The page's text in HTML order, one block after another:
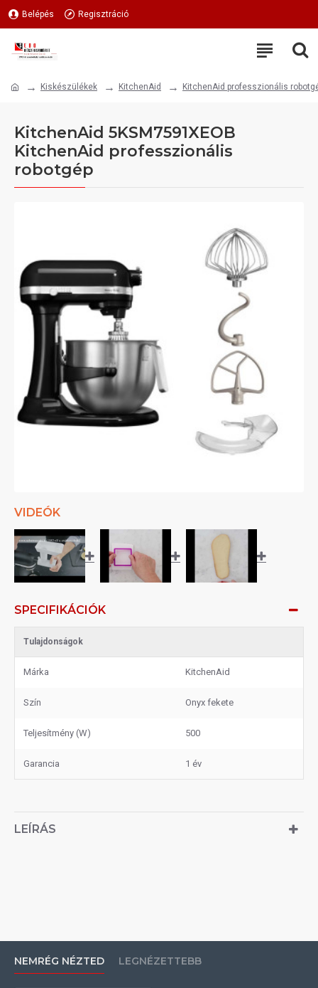
Belépés Regisztráció
Kiskészülékek KitchenAid KitchenAid professzionális
KitchenAid 5KSM7591XEOB
KitchenAid professzionális
robotgép
VIDEÓK
SPECIFIKÁCIÓK
Tulajdonságok
Márka KitchenAid
Szín Onyx fekete
Teljesítmény (W) 500
Garancia 1 év
LEÍRÁS
NEMRÉG NÉZTED LEGNÉZETTEBB